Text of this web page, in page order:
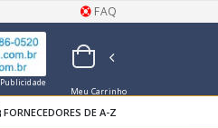
FAQ
Publicidade
Meu Carrinho
de Orçamentos
FORNECEDORES DE A-Z